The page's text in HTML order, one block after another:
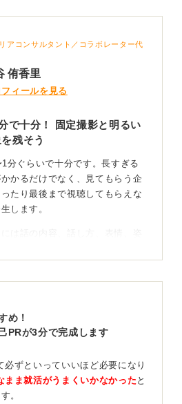
アコンサルタント／コラボレーター代
侑香里
フィールを見る
で十分！ 固定撮影と明るい
残そう
分ぐらいで十分です。長すぎる
かるだけでなく、見てもらう企
たり最後まで視聴してもらえな
します。
は話の内容、話し方、表情、姿
なります。
をおすすめします。
形式やアップロード方法など
め！
PRが3分で完成します
必ずといっていいほど必要になり
まま就活がうまくいかなかった と
。